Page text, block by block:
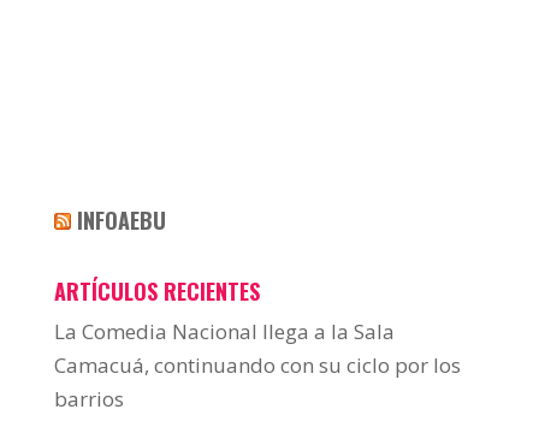
INFOAEBU
ARTÍCULOS RECIENTES
La Comedia Nacional llega a la Sala
Camacuá, continuando con su ciclo por los
barrios